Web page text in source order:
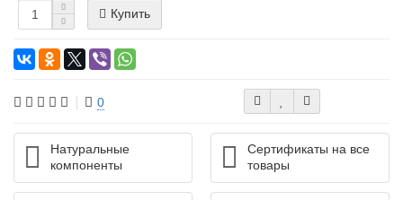
Купить
0
Натуральные
компоненты
Сертификаты на все
товары